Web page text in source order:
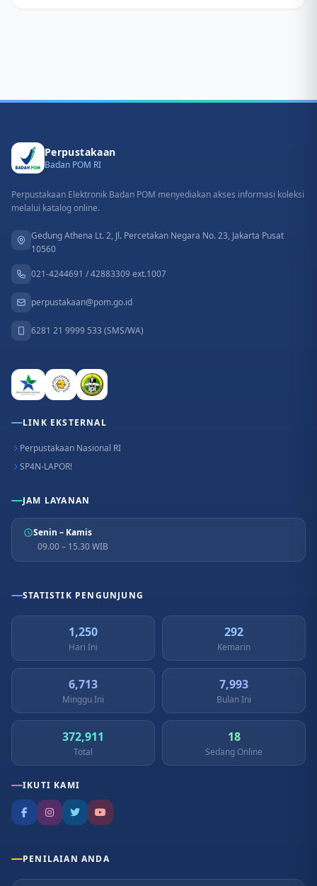
Perpustakaan
Badan POM RI
Perpustakaan Elektronik Badan POM menyediakan akses informasi koleksi
melalui katalog online.
Gedung Athena Lt. 2, Jl. Percetakan Negara No. 23, Jakarta Pusat
10560
021-4244691 / 42883309 ext.1007
perpustakaan@pom.go.id
6281 21 9999 533 (SMS/WA)
LINK EKSTERNAL
Perpustakaan Nasional RI
SP4N-LAPOR!
JAM LAYANAN
Senin – Kamis
09.00 – 15.30 WIB
STATISTIK PENGUNJUNG
1,250
Hari Ini
292
Kemarin
6,713
Minggu Ini
7,993
Bulan Ini
372,911
Total
18
Sedang Online
IKUTI KAMI
PENILAIAN ANDA